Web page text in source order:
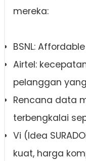
mereka:
BSNL:
Airtel:
pelanggan
Rencana data
terbengkalai
Vi (Idea
kuat, harga